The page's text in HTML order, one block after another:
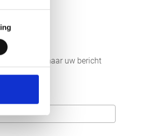
streven ernaar uw bericht